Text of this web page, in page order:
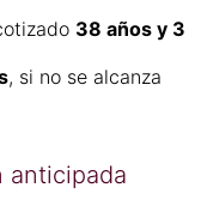
38 años y 3
, si no se alcanza
anticipada